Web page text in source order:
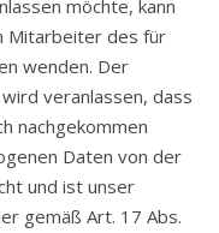
möchte, kann
Mitarbeiter des für
wenden. Der
veranlassen, dass
nachgekommen
Daten von der
und ist unser
gemäß Art. 17 Abs.